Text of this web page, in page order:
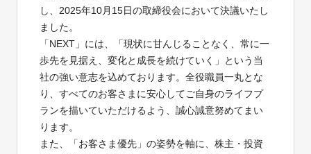
し、2025年10月15日の取締役会において決議いたし
ました。
「NEXT」には、「現状に甘んじることなく、常に一
歩先を見据え、変化と成長を続けていく」という当
社の強い意志を込めております。全役職員一丸とな
り、すべてのお客さまに安心してご自身のライフプ
ランを描いていただけるよう、誠心誠意努めてまい
ります。
また、「お客さま優先」の姿勢を軸に、株主・投資